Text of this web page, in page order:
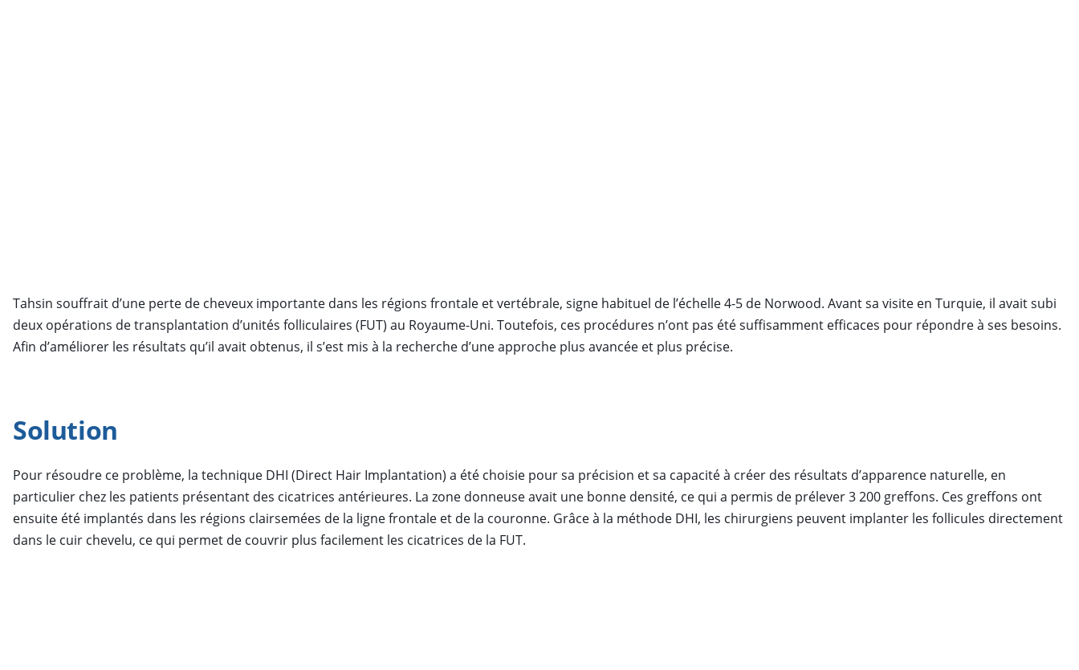
Tahsin souffrait d’une perte de cheveux importante dans les régions frontale et vertébrale, signe habituel de l’échelle 4-5 de Norwood. Avant sa visite en Turquie, il avait subi
deux opérations de transplantation d’unités folliculaires (FUT) au Royaume-Uni. Toutefois, ces procédures n’ont pas été suffisamment efficaces pour répondre à ses besoins.
Afin d’améliorer les résultats qu’il avait obtenus, il s’est mis à la recherche d’une approche plus avancée et plus précise.
Solution
Pour résoudre ce problème, la technique DHI (Direct Hair Implantation) a été choisie pour sa précision et sa capacité à créer des résultats d’apparence naturelle, en
particulier chez les patients présentant des cicatrices antérieures. La zone donneuse avait une bonne densité, ce qui a permis de prélever 3 200 greffons. Ces greffons ont
ensuite été implantés dans les régions clairsemées de la ligne frontale et de la couronne. Grâce à la méthode DHI, les chirurgiens peuvent implanter les follicules directement
dans le cuir chevelu, ce qui permet de couvrir plus facilement les cicatrices de la FUT.